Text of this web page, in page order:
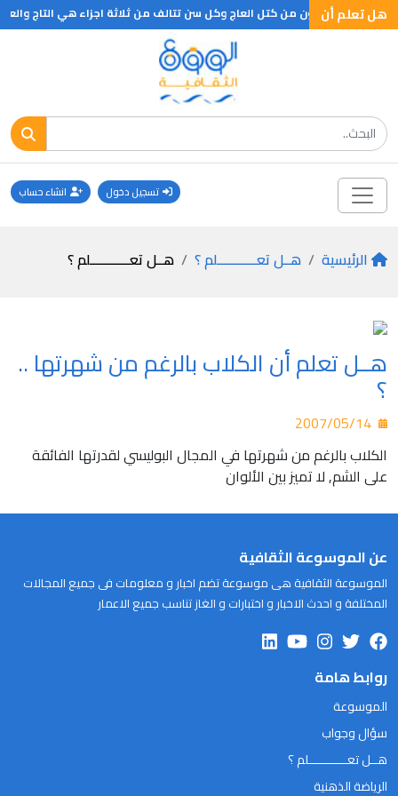
هل تعلم أن
الاسنان تتكون من كتل العاج وكل سن تتالف من ثلاثة اجزاء هي التاج
تسجيل دخول انشاء حساب
الرئيسية هــل تعـــــــــــلم ؟ هــل تعـــــــــــلم ؟
هــل تعلم أن الكلاب بالرغم من شهرتها ..
؟
الكلاب بالرغم من شهرتها في المجال البوليسي لقدرتها الفائقة
على الشم, لا تميز بين الألوان
عن الموسوعة الثقافية
الموسوعة الثقافية هى موسوعة تضم اخبار و معلومات فى جميع المجالات
المختلفة و احدث الاخبار و اختبارات و الغاز تناسب جميع الاعمار
روابط هامة
الموسوعة
سؤال وجواب
هــل تعـــــــــــلم ؟
الرياضة الذهنية